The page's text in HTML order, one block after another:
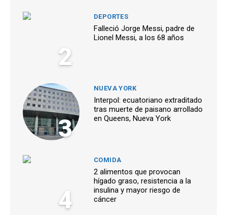
2
DEPORTES
Falleció Jorge Messi, padre de
Lionel Messi, a los 68 años
3
NUEVA YORK
Interpol: ecuatoriano extraditado
tras muerte de paisano arrollado
en Queens, Nueva York
4
COMIDA
2 alimentos que provocan
hígado graso, resistencia a la
insulina y mayor riesgo de
cáncer